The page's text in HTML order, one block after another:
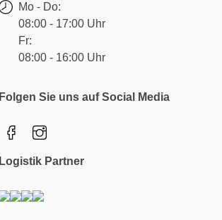
Mo - Do:
08:00 - 17:00 Uhr
Fr:
08:00 - 16:00 Uhr
Folgen Sie uns auf Social Media
Logistik Partner